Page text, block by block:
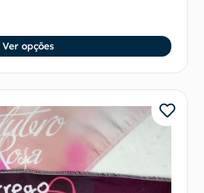
Ver opções